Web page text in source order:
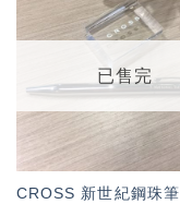
已售完
CROSS 新世紀鋼珠筆